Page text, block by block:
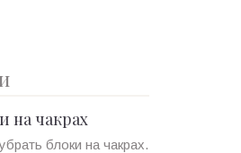
на чакрах
блоки на чакрах.